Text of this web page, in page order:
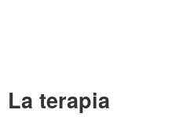
La terapia